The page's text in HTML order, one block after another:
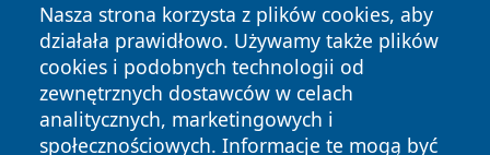
Nasza strona korzysta z plików cookies, aby
działała prawidłowo. Używamy także plików
cookies i podobnych technologii od
zewnętrznych dostawców w celach
analitycznych, marketingowych i
społecznościowych. Informacje te mogą być
Copyright © 2026 katowicelove.pl Wszystkie prawa
zastrzeżone.